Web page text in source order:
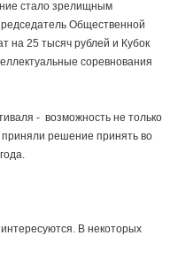
стало зрелищным
Общественной
на 25 тысяч рублей и Кубок
соревнования
- возможность не только
приняли решение принять во
В некоторых